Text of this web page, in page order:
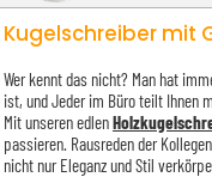
Kugelschreiber mit
Wer kennt das nicht? Man hat
ist, und Jeder im Büro teilt Ihnen
Mit unseren edlen
passieren. Rausreden der
nicht nur Eleganz und Stil